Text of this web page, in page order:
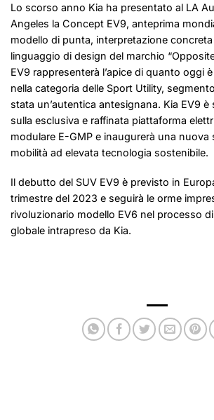
Lo scorso anno Kia ha presentato al LA
Angeles la Concept EV9, anteprima
modello di punta, interpretazione concreta
linguaggio di design del marchio
EV9 rappresenterà l’apice di quanto oggi
nella categoria delle Sport Utility,
stata un’autentica antesignana. Kia EV9
sulla esclusiva e raffinata piattaforma
modulare E-GMP e inaugurerà una nuova
mobilità ad elevata tecnologia sostenibile.
Il debutto del SUV EV9 è previsto in
trimestre del 2023 e seguirà le orme
rivoluzionario modello EV6 nel processo
globale intrapreso da Kia.